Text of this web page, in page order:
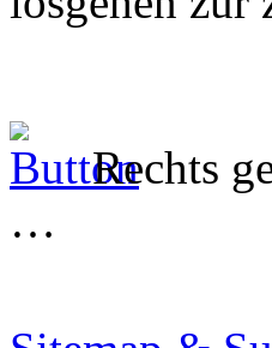
…
copyright ©